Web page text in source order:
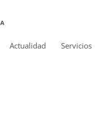
Actualidad Servicios